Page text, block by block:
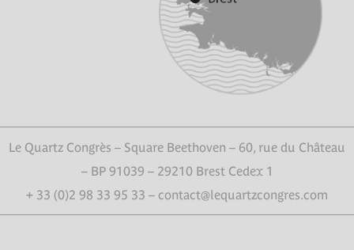
Le Quartz Congrès – Square Beethoven – 60, rue du Château
– BP 91039 – 29210 Brest Cedex 1
+ 33 (0)2 98 33 95 33 – contact@lequartzcongres.com